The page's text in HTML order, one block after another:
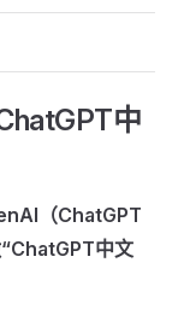
中
（ChatGPT
中文